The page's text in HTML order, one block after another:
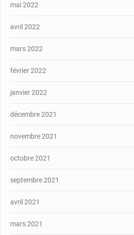
mai 2022
avril 2022
mars 2022
février 2022
janvier 2022
décembre 2021
novembre 2021
octobre 2021
septembre 2021
avril 2021
mars 2021